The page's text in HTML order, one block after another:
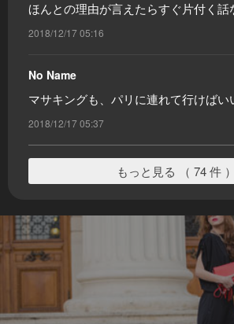
ほんとの理由が言えたらすぐ片付く話
2018/12/17 05:16
No Name
マサキングも、パリに連れて行けばい
2018/12/17 05:37
もっと見る （ 74 件 ）